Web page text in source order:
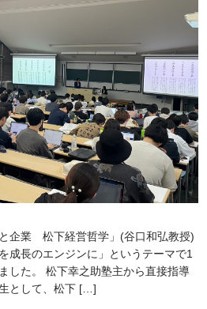
企業 松下経営哲学」(谷口和弘教授)
成長のエンジンに」というテーマで1
した。 松下幸之助塾主から直接指導
として、松下 […]